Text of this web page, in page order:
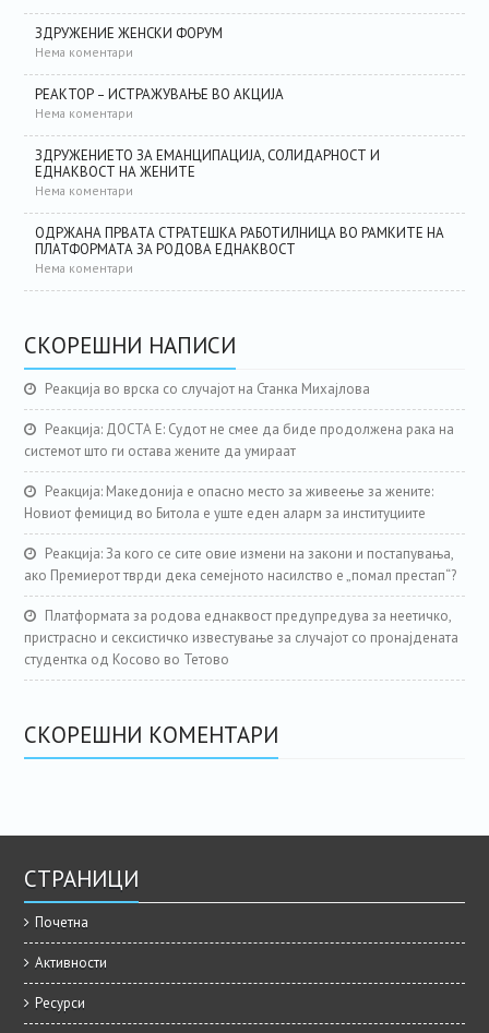
ЗДРУЖЕНИЕ ЖЕНСКИ ФОРУМ
Нема коментари
РЕАКТОР – ИСТРАЖУВАЊЕ ВО АКЦИЈА
Нема коментари
ЗДРУЖЕНИЕТО ЗА ЕМАНЦИПАЦИЈА, СОЛИДАРНОСТ И
ЕДНАКВОСТ НА ЖЕНИТЕ
Нема коментари
ОДРЖАНА ПРВАТА СТРАТЕШКА РАБОТИЛНИЦА ВО РАМКИТЕ НА
ПЛАТФОРМАТА ЗА РОДОВА ЕДНАКВОСТ
Нема коментари
СКОРЕШНИ НАПИСИ
Реакција во врска со случајот на Станка Михајлова
Реакција: ДОСТА Е: Судот не смее да биде продолжена рака на
системот што ги остава жените да умираат
Реакција: Македонија е опасно место за живеење за жените:
Новиот фемицид во Битола е уште еден аларм за институциите
Реакција: За кого се сите овие измени на закони и постапувања,
ако Премиерот тврди дека семејното насилство е „помал престап“?
Платформата за родова еднаквост предупредува за неетичко,
пристрасно и сексистичко известување за случајот со пронајдената
студентка од Косово во Тетово
СКОРЕШНИ КОМЕНТАРИ
СТРАНИЦИ
Почетна
Активности
Ресурси